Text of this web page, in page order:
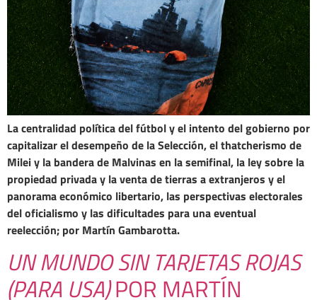
La centralidad política del fútbol y el intento del gobierno por
capitalizar el desempeño de la Selección, el thatcherismo de
Milei y la bandera de Malvinas en la semifinal, la ley sobre la
propiedad privada y la venta de tierras a extranjeros y el
panorama económico libertario, las perspectivas electorales
del oficialismo y las dificultades para una eventual
reelección; por Martín Gambarotta.
UN MUNDO SIN TARJETAS ROJAS
(PARA USA)POR MARTÍN